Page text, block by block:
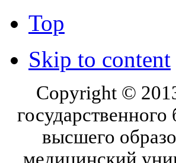
Top
Skip to content
Copyright ©
высшего
медицинский